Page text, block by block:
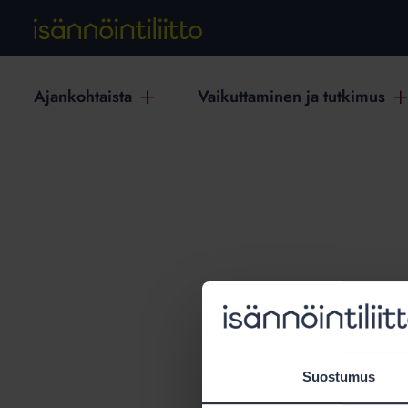
Suostumus
Ajankohtaista Vaikuttaminen ja tutkimus